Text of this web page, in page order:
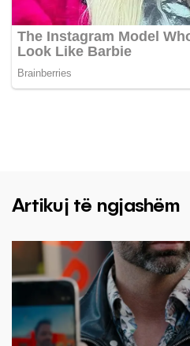
Artikuj të ngjashëm